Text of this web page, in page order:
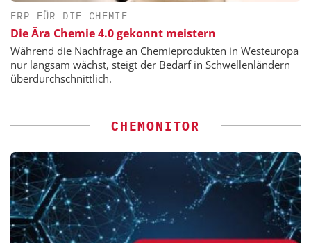
ERP FÜR DIE CHEMIE
Die Ära Chemie 4.0 gekonnt meistern
Während die Nachfrage an Chemieprodukten in Westeuropa
nur langsam wächst, steigt der Bedarf in Schwellenländern
überdurchschnittlich.
CHEMONITOR